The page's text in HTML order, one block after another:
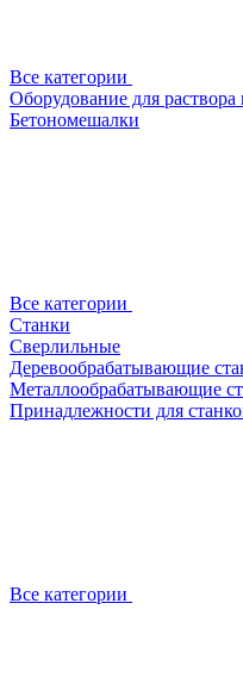
Все категории
Оборудование для раствора
Бетономешалки
Все категории
Станки
Сверлильные
Деревообрабатывающие
Металлообрабатывающие
Принадлежности для
Все категории